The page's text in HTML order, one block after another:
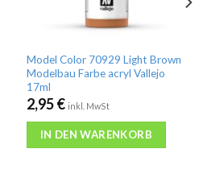
Model Color 70929 Light Brown
Modelbau Farbe acryl Vallejo
17ml
2,95€ inkl. MwSt
IN DEN WARENKORB